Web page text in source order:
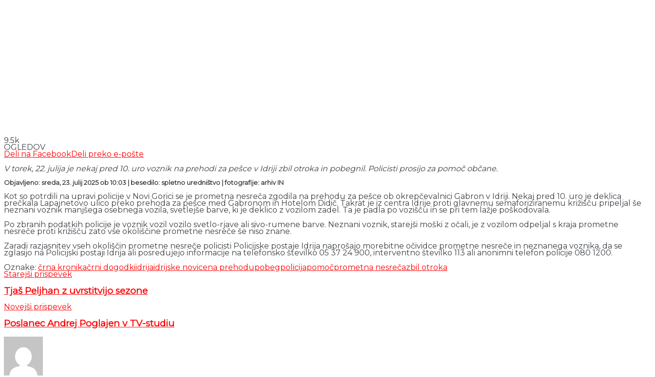
9.5k
OGLEDOV
Deli na FacebookDeli preko e-pošte
V torek, 22. julija je nekaj pred 10. uro voznik na prehodi za pešce v Idriji zbil otroka in pobegnil. Policisti prosijo za pomoč občane.
Objavljeno: sreda, 23. julij 2025 ob 10:03 | besedilo: spletno uredništvo |fotografije: arhiv IN
Kot so potrdili na upravi policije v Novi Gorici se je prometna nesreča zgodila na prehodu za pešce ob okrepčevalnici Gabron v Idriji. Nekaj pred 10. uro je deklica
prečkala Lapajnetovo ulico preko prehoda za pešce med Gabronom in Hotelom Didič. Takrat je iz centra Idrije proti glavnemu semaforiziranemu križišču pripeljal še
neznani voznik manjšega osebnega vozila, svetlejše barve, ki je deklico z vozilom zadel. Ta je padla po vozišču in se pri tem lažje poškodovala.
Po zbranih podatkih policije je voznik vozil vozilo svetlo-rjave ali sivo-rumene barve. Neznani voznik, starejši moški z očali, je z vozilom odpeljal s kraja prometne
nesreče proti križišču zato vse okoliščine prometne nesreče še niso znane.
Zaradi razjasnitev vseh okoliščin prometne nesreče policisti Policijske postaje Idrija naprošajo morebitne očividce prometne nesreče in neznanega voznika, da se
zglasijo na Policijski postaji Idrija ali posredujejo informacije na telefonsko številko 05 37 24 900, interventno številko 113 ali anonimni telefon policije 080 1200.
Oznake: črna kronikačrni dogodkiidrijaidrijske novicena prehodupobegpolicijapomočprometna nesrečazbil otroka
Starejši prispevek
Tjaš Peljhan z uvrstitvijo sezone
Novejši prispevek
Poslanec Andrej Poglajen v TV-studiu